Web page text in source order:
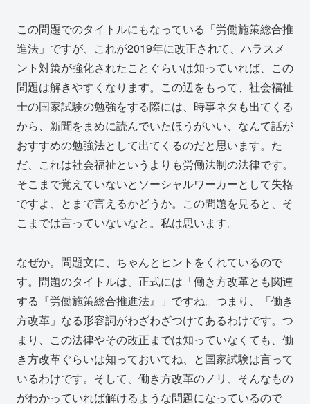
この問題でのタイトルにもなっている「労働施策総合推
進法」ですが、これが2019年に改正されて、ハラスメ
ント対策が強化されたことぐらいは知っていれば、この
問題は解きやすくなります。この辺をもって、社会福祉
士の国家試験の勉強をする際には、時事ネタも出てくる
から、新聞をまめに読んでいたほうがいい、なんて話が
おすすめの勉強法として出てくるのだと思います。た
だ、これは社会福祉というよりも労働法制の法律です。
そこまで覚えていないとソーシャルワーカーとして失格
ですよ、とまで言えるかどうか。この問題を見ると、そ
こまでは言っていないなと。私は思います。
なぜか。問題文に、ちゃんとヒントをくれているので
す。問題のタイトルは、正式には「働き方改革とも関連
する『労働施策総合推進法』」ですね。つまり、「働き
方改革」なる形容詞がわざわざつけてあるわけです。つ
まり、この法律やその改正までは知っていなくても、働
き方改革ぐらいは知っておいてね、と国家試験は言って
いるわけです。そして、働き方改革のノリ、そんなもの
がわかっていれば解けるような問題になっているので